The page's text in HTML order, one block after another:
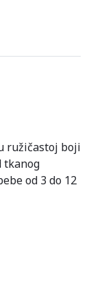
ružičastoj boji
tkanog
od 3 do 12